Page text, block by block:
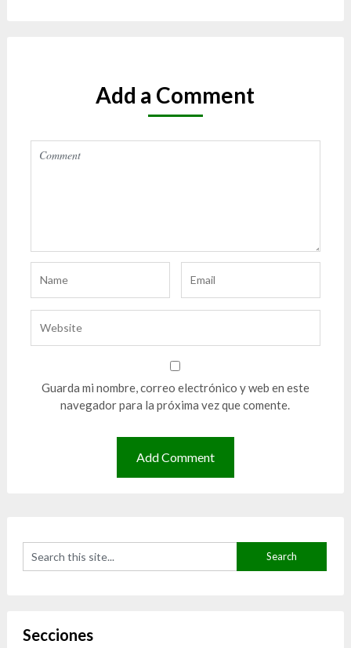
Add a Comment
Guarda mi nombre, correo electrónico y web en este
navegador para la próxima vez que comente.
Secciones